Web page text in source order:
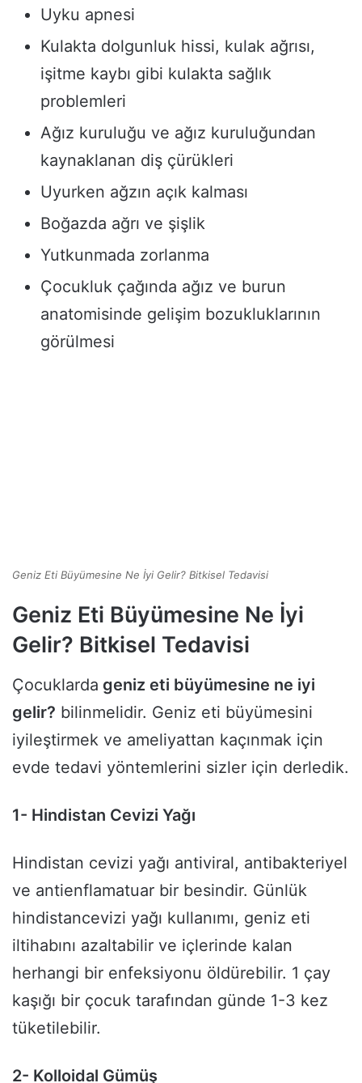
Uyku apnesi
Kulakta dolgunluk hissi, kulak ağrısı,
işitme kaybı gibi kulakta sağlık
problemleri
Ağız kuruluğu ve ağız kuruluğundan
kaynaklanan diş çürükleri
Uyurken ağzın açık kalması
Boğazda ağrı ve şişlik
Yutkunmada zorlanma
Çocukluk çağında ağız ve burun
anatomisinde gelişim bozukluklarının
görülmesi
Geniz Eti Büyümesine Ne İyi Gelir? Bitkisel Tedavisi
Geniz Eti Büyümesine Ne İyi
Gelir? Bitkisel Tedavisi
Çocuklarda geniz eti büyümesine ne iyi
gelir? bilinmelidir. Geniz eti büyümesini
iyileştirmek ve ameliyattan kaçınmak için
evde tedavi yöntemlerini sizler için derledik.
1- Hindistan Cevizi Yağı
Hindistan cevizi yağı antiviral, antibakteriyel
ve antienflamatuar bir besindir. Günlük
hindistancevizi yağı kullanımı, geniz eti
iltihabını azaltabilir ve içlerinde kalan
herhangi bir enfeksiyonu öldürebilir. 1 çay
kaşığı bir çocuk tarafından günde 1-3 kez
tüketilebilir.
2- Kolloidal Gümüş